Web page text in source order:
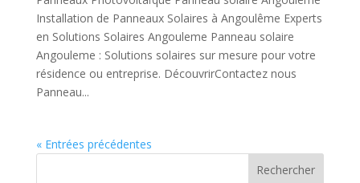
Installation de Panneaux Solaires à Angoulême Experts
en Solutions Solaires Angouleme Panneau solaire
Angouleme : Solutions solaires sur mesure pour votre
résidence ou entreprise. DécouvrirContactez nous
Panneau...
« Entrées précédentes
Rechercher